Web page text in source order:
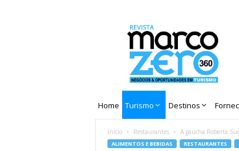
Home Turismo Destinos
Início Restaurantes A gaúcha Roberta
ALIMENTOS E BEBIDAS RESTAURANTES